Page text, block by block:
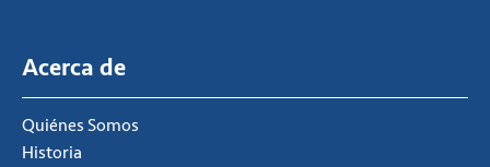
Acerca de
Quiénes Somos
Historia